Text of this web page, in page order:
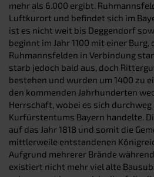
mehr als 6.000 ergibt.
Luftkurort und befindet sich im
ist es nicht weit bis Deggendorf
beginnt im Jahr 1100 mit einer Burg,
Ruhmannsfelden in Verbindung
starb jedoch bald aus, doch
bestehen und wurden um 1400 zu
den kommenden Jahrhunderten
Herrschaft, wobei es sich durchweg
Kurfürstentums Bayern handelte.
auf das Jahr 1818 und somit die
mittlerweile entstandenen
Aufgrund mehrerer Brände
existiert nicht mehr viel alte